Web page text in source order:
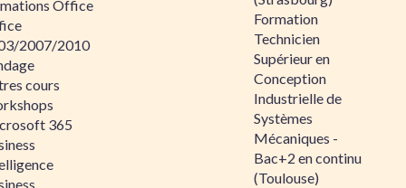
Office
2007/2010
cours
365
Formation
Technicien
Supérieur en
Conception
Industrielle de
Systèmes
Mécaniques -
Bac+2 en continu
(Toulouse)